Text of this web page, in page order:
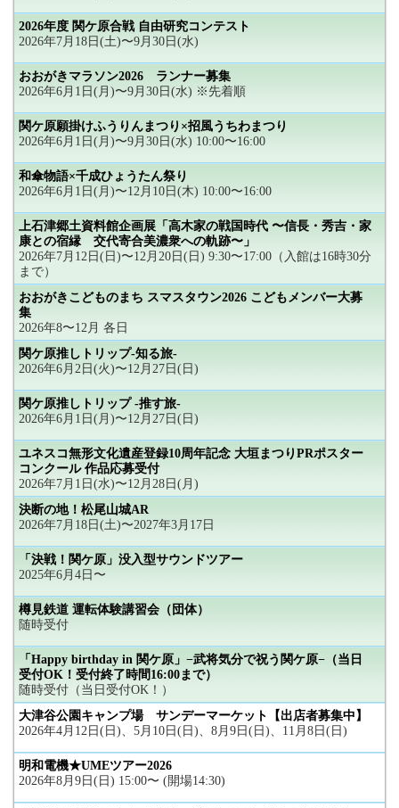
2026年度 関ケ原合戦 自由研究コンテスト
2026年7月18日(土)〜9月30日(水)
おおがきマラソン2026 ランナー募集
2026年6月1日(月)〜9月30日(水) ※先着順
関ケ原願掛けふうりんまつり×招風うちわまつり
2026年6月1日(月)〜9月30日(水) 10:00〜16:00
和傘物語×千成ひょうたん祭り
2026年6月1日(月)〜12月10日(木) 10:00〜16:00
上石津郷土資料館企画展「高木家の戦国時代 〜信長・秀吉・家
康との宿縁 交代寄合美濃衆への軌跡〜」
2026年7月12日(日)〜12月20日(日) 9:30〜17:00（入館は16時30分
まで）
おおがきこどものまち スマスタウン2026 こどもメンバー大募
集
2026年8〜12月 各日
関ケ原推しトリップ-知る旅-
2026年6月2日(火)〜12月27日(日)
関ケ原推しトリップ -推す旅-
2026年6月1日(月)〜12月27日(日)
ユネスコ無形文化遺産登録10周年記念 大垣まつりPRポスター
コンクール 作品応募受付
2026年7月1日(水)〜12月28日(月)
決断の地！松尾山城AR
2026年7月18日(土)〜2027年3月17日
「決戦！関ケ原」没入型サウンドツアー
2025年6月4日〜
樽見鉄道 運転体験講習会（団体）
随時受付
「Happy birthday in 関ケ原」−武将気分で祝う関ケ原−（当日
受付OK！受付終了時間16:00まで）
随時受付（当日受付OK！）
大津谷公園キャンプ場 サンデーマーケット【出店者募集中】
2026年4月12日(日)、5月10日(日)、8月9日(日)、11月8日(日)
明和電機★UMEツアー2026
2026年8月9日(日) 15:00〜 (開場14:30)